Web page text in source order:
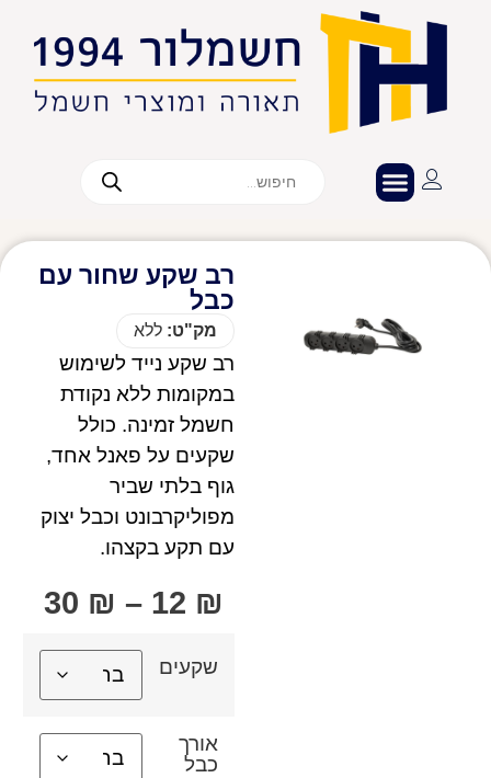
רב שקע שחור עם
כבל
מק"ט: ללא
רב שקע נייד לשימוש
במקומות ללא נקודת
חשמל זמינה. כולל
שקעים על פאנל אחד,
גוף בלתי שביר
מפוליקרבונט וכבל יצוק
עם תקע בקצהו.
12 ₪
–
30 ₪
שקעים
אורך
כבל